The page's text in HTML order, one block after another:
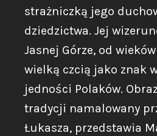
strażniczką jego
dziedzictwa. Jej
Jasnej Górze, od
wielką czcią jako znak
jedności Polaków.
tradycji namalowany
Łukasza, przedstawia